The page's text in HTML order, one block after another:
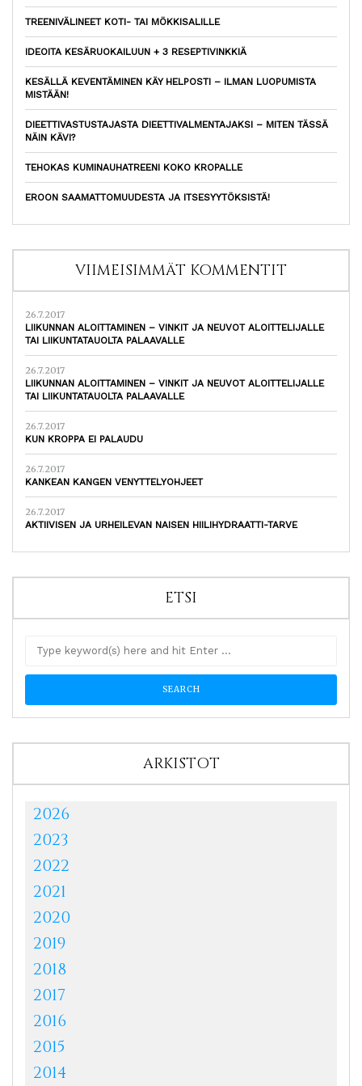
TREENIVÄLINEET KOTI- TAI MÖKKISALILLE
IDEOITA KESÄRUOKAILUUN + 3 RESEPTIVINKKIÄ
KESÄLLÄ KEVENTÄMINEN KÄY HELPOSTI – ILMAN LUOPUMISTA
MISTÄÄN!
DIEETTIVASTUSTAJASTA DIEETTIVALMENTAJAKSI – MITEN TÄSSÄ
NÄIN KÄVI?
TEHOKAS KUMINAUHATREENI KOKO KROPALLE
EROON SAAMATTOMUUDESTA JA ITSESYYTÖKSISTÄ!
VIIMEISIMMÄT KOMMENTIT
26.7.2017
LIIKUNNAN ALOITTAMINEN – VINKIT JA NEUVOT ALOITTELIJALLE
TAI LIIKUNTATAUOLTA PALAAVALLE
26.7.2017
LIIKUNNAN ALOITTAMINEN – VINKIT JA NEUVOT ALOITTELIJALLE
TAI LIIKUNTATAUOLTA PALAAVALLE
26.7.2017
KUN KROPPA EI PALAUDU
26.7.2017
KANKEAN KANGEN VENYTTELYOHJEET
26.7.2017
AKTIIVISEN JA URHEILEVAN NAISEN HIILIHYDRAATTI-TARVE
ETSI
ARKISTOT
2026
2023
2022
2021
2020
2019
2018
2017
2016
2015
2014